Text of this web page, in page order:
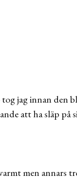
jag innan den
att ha släp
men annars